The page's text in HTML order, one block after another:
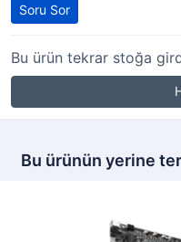
Soru Sor
Bu ürün tekrar stoğa
Bu ürünün yerine